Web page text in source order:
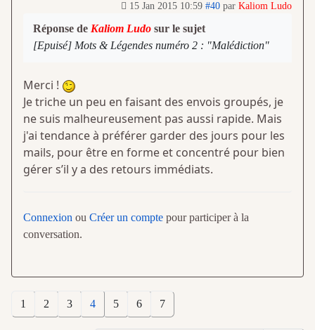
15 Jan 2015 10:59 #40 par Kaliom Ludo
Réponse de Kaliom Ludo sur le sujet
[Epuisé] Mots & Légendes numéro 2 : "Malédiction"
Merci !
Je triche un peu en faisant des envois groupés, je
ne suis malheureusement pas aussi rapide. Mais
j'ai tendance à préférer garder des jours pour les
mails, pour être en forme et concentré pour bien
gérer s’il y a des retours immédiats.
Connexion ou Créer un compte pour participer à la
conversation.
1 2 3 4 5 6 7